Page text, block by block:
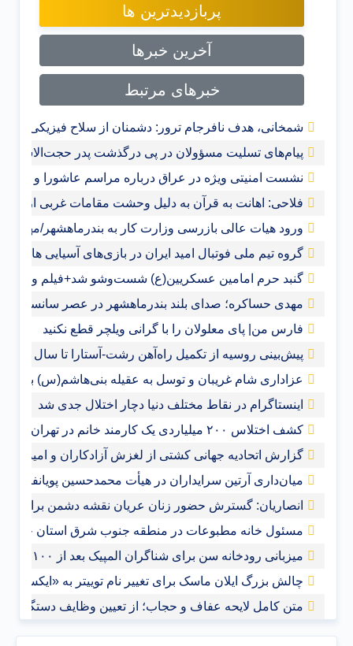
پربازدیدترین ها
آخرین خبرها
خبرهای مرتبط
شمخانی، هدف نافرجام ترور: دشمنان از سلاح فیزیکی
پیام‌های تسلیت مسؤولان در پی درگذشت پدر حجت‌الاسلام
نشست امنیتی ویژه در عراق درباره مراسم عاشورا و
فلاحی: اهانت به قرآن‌ به دلیل وحشت مقامات غربی از
ورود هیات عالی بازرسی وزارت کار به بندرماهشهر/مهدی
گروه تیم ملی فوتبال امید ایران در بازی‌های آسیایی
گنبد حرم امامین عسکریین(ع) شست‌وشو شد+فیلم و
مهدی حساکره؛ صدای بلند بندرماهشهر در عصر سانسور
فارس من| پای معلولان را با گرانی ویلچر قطع نکنید
پیش‌بینی روسیه از تکمیل راه‌آهن رشت-آستارا تا سال ‌۲۰۲۸
عزاداری شام غریبان و توسل به عقیله بنی‌هاشم(س) با
اینستاگرام در نقاط مختلف دنیا دچار اختلال جدی شد
کشف اختلاس ۲۰۰ میلیاردی یک کارمند خانم در تهران
گزارش اتحادیه جهانی کشتی از لغزش آزادکاران و
میان‌داری آرتین سرایداران در هیأت محمدحسین
انصاریان: گسترش حضور زنان عریان نقشه دشمن برای
مسئول خانه مطبوعات در منطقه جنوب شرق استان
میزبانی رودخانه سن برای شناگران المپیک بعد از ۱۰۰ سال
چالش بزرگ ایلان ماسک برای تغییر نام توییتر به «ایکس»
متن کامل لایحه عفاف و حجاب؛ از تعیین وظایف